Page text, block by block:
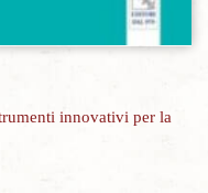
innovativi per la